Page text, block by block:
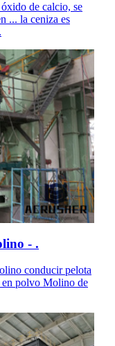
de calcio, se
... la ceniza es
- .
conducir pelota
polvo Molino de